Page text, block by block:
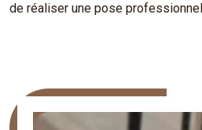
de réaliser une pose